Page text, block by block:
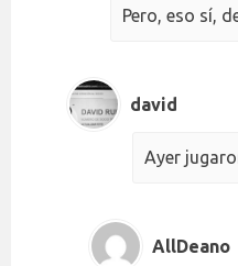
Pero, eso sí,
david
Ayer
AllDeano